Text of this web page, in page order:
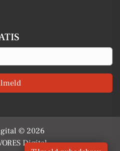
© 2026
Digital